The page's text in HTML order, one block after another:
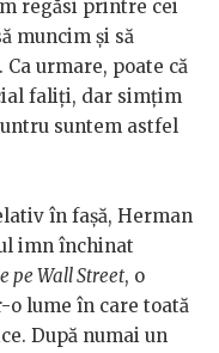
regăsi printre cei
muncim și să
urmare, poate că
faliți, dar simțim
suntem astfel
în fașă, Herman
imn închinat
pe Wall Street, o
o lume în care toată
După numai un